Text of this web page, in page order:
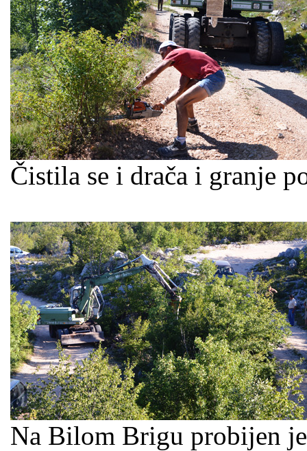
Čistila se i drača i granje
Na Bilom Brigu probijen